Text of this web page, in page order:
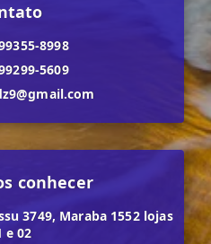
8998
5609
conhecer
3749, Maraba 1552 lojas
e 02